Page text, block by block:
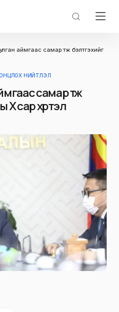
аймгаас самар түүж бэлтгэхийг
ОНЦЛОХ НИЙТЛЭЛ
самар түүж
X сар хүртэл